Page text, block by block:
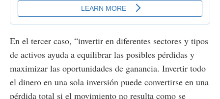
En el tercer caso, “invertir en diferentes sectores y tipos
de activos ayuda a equilibrar las posibles pérdidas y
maximizar las oportunidades de ganancia. Invertir todo
el dinero en una sola inversión puede convertirse en una
pérdida total si el movimiento no resulta como se